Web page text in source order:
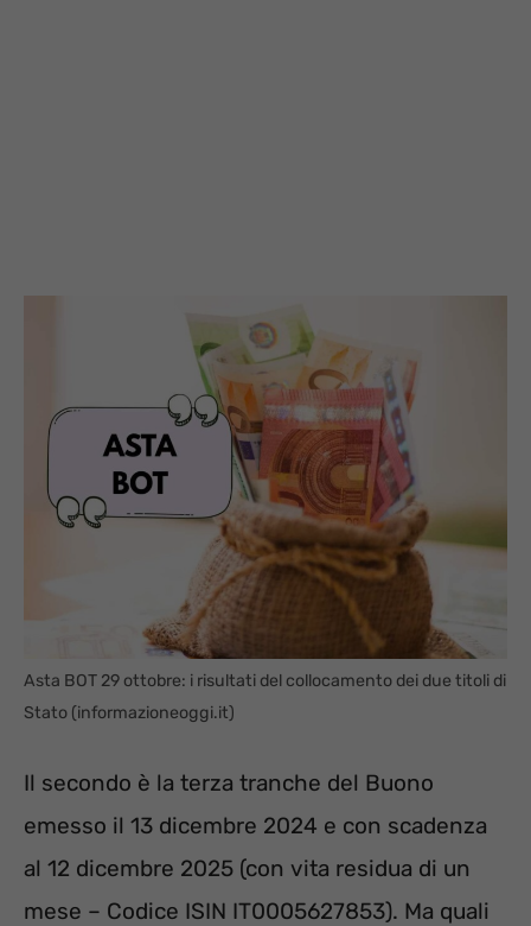
Asta BOT 29 ottobre: i risultati del collocamento dei due titoli di
Stato (informazioneoggi.it)
Il secondo è la terza tranche del Buono
emesso il 13 dicembre 2024 e con scadenza
al 12 dicembre 2025 (con vita residua di un
mese – Codice ISIN IT0005627853). Ma quali